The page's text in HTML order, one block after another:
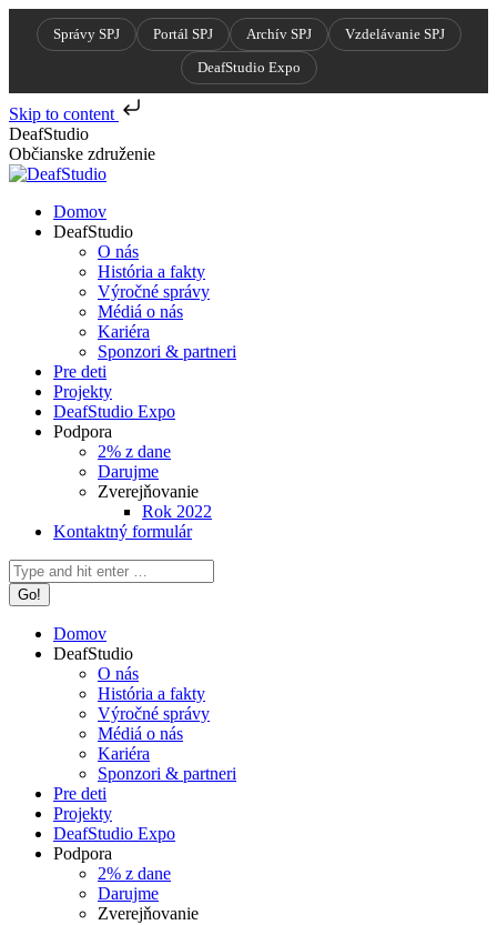
Správy SPJ Portál SPJ Archív SPJ
Vzdelávanie SPJ
DeafStudio Expo
Skip to content
Skip
to
content
DeafStudio
Občianske združenie
Domov
DeafStudio
O nás
História a fakty
Výročné správy
Médiá o nás
Kariéra
Sponzori & partneri
Pre deti
Projekty
DeafStudio Expo
Podpora
2% z dane
Darujme
Zverejňovanie
Rok 2022
Kontaktný formulár
Search:
Domov
DeafStudio
O nás
História a fakty
Výročné správy
Médiá o nás
Kariéra
Sponzori & partneri
Pre deti
Projekty
DeafStudio Expo
Podpora
2% z dane
Darujme
Zverejňovanie